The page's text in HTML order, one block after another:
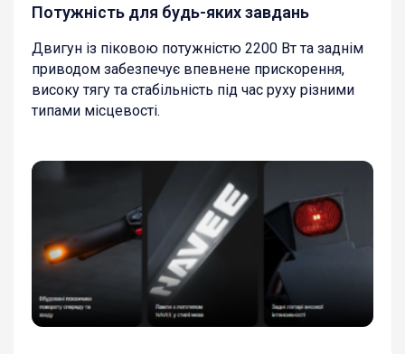
Потужність для будь-яких завдань
Двигун із піковою потужністю 2200 Вт та заднім
приводом забезпечує впевнене прискорення,
високу тягу та стабільність під час руху різними
типами місцевості.